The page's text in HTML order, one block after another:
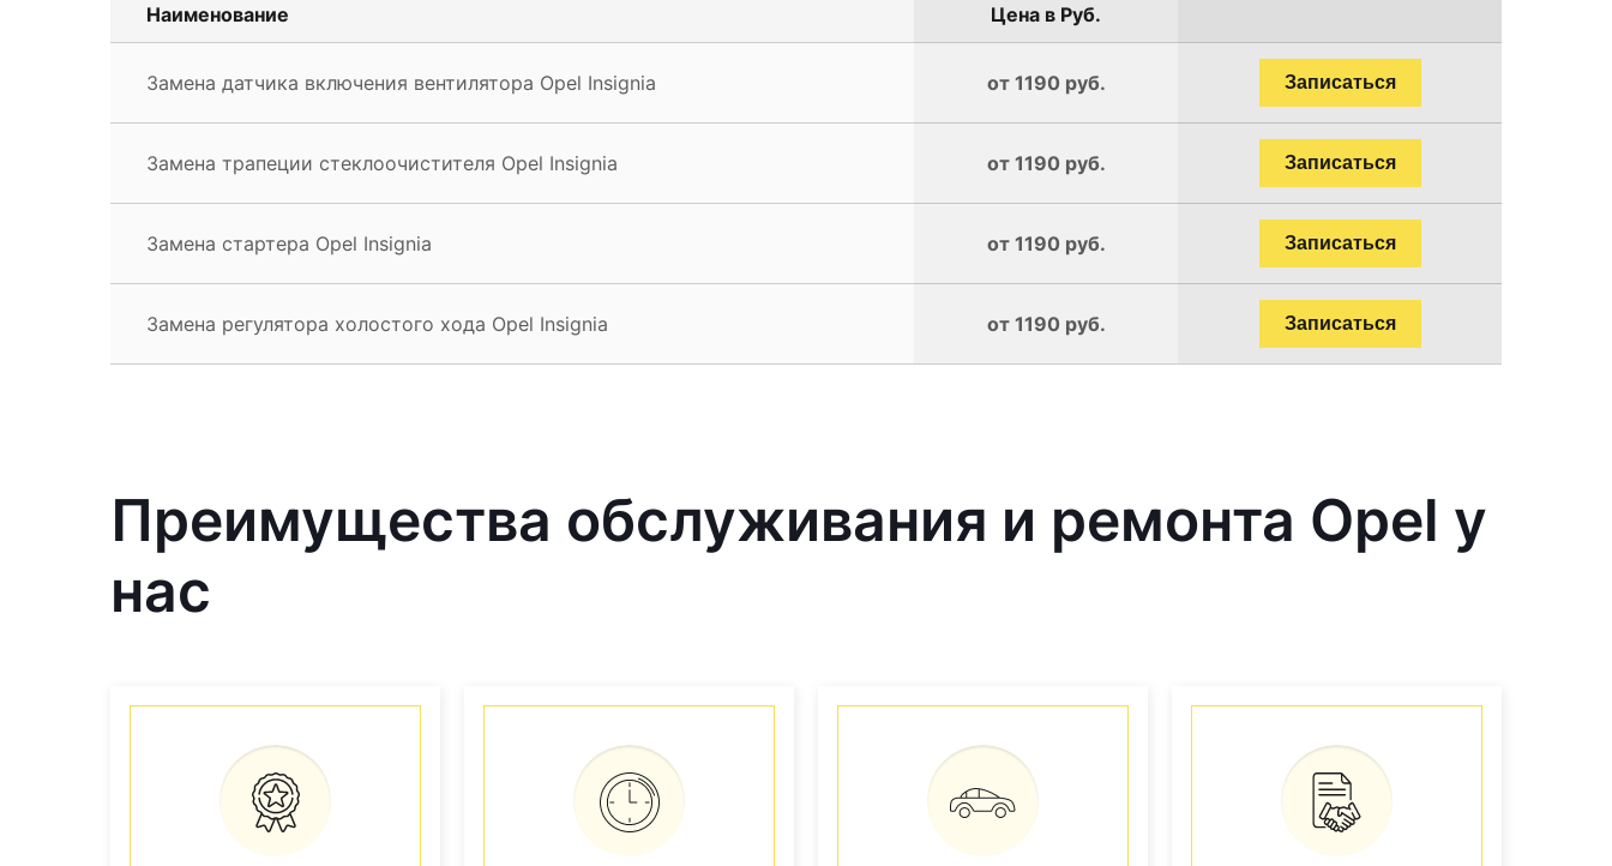
Наименование Цена в Руб.
Замена датчика включения вентилятора Opel Insignia от 1190 руб. Записаться
Замена трапеции стеклоочистителя Opel Insignia от 1190 руб. Записаться
Замена стартера Opel Insignia от 1190 руб. Записаться
Замена регулятора холостого хода Opel Insignia от 1190 руб. Записаться
Преимущества обслуживания и ремонта Opel у
нас